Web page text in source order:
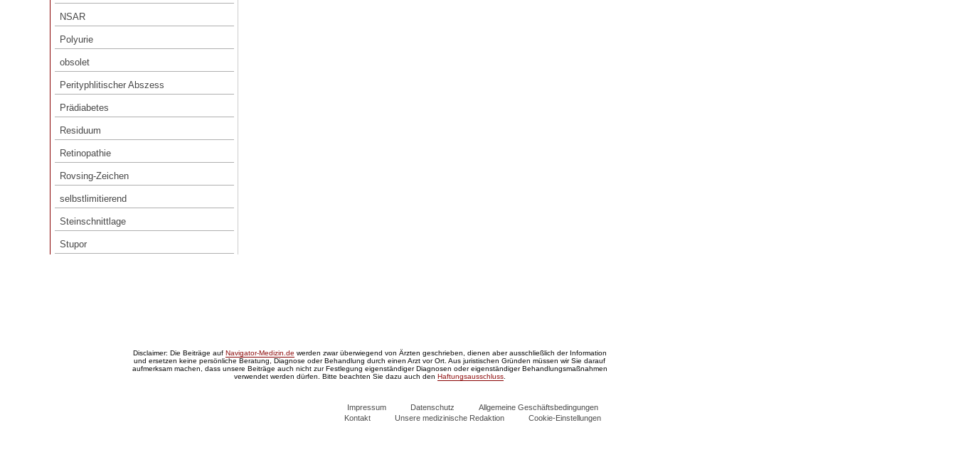
NSAR
Polyurie
obsolet
Perityphlitischer Abszess
Prädiabetes
Residuum
Retinopathie
Rovsing-Zeichen
selbstlimitierend
Steinschnittlage
Stupor
Perityphlitischer Abszess
Prädiabetes
Residuum
Retinopathie
Rovsing-Zeichen
selbstlimitierend
Steinschnittlage
Disclaimer: Die Beiträge auf Navigator-Medizin.de werden zwar überwiegend von Ärzten geschrieben, dienen aber ausschließlich der Information
und ersetzen keine persönliche Beratung, Diagnose oder Behandlung durch einen Arzt vor Ort. Aus juristischen Gründen müssen wir Sie darauf
aufmerksam machen, dass unsere Beiträge auch nicht zur Festlegung eigenständiger Diagnosen oder eigenständiger Behandlungsmaßnahmen
verwendet werden dürfen. Bitte beachten Sie dazu auch den Haftungsausschluss.
Impressum Datenschutz
Allgemeine Geschäftsbedingungen
Kontakt
Unsere medizinische Redaktion Cookie-Einstellungen